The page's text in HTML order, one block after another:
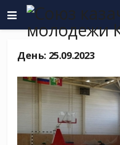
День: 25.09.2023